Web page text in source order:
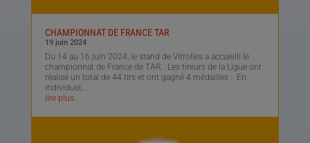
CHAMPIONNAT DE FRANCE TAR
19 juin 2024
Du 14 au 16 juin 2024, le stand de Vitrolles a accueilli le
championnat de France de TAR. Les tireurs de la Ligue ont
réalisé un total de 44 tirs et ont gagné 4 médailles : En
individuel,...
lire plus